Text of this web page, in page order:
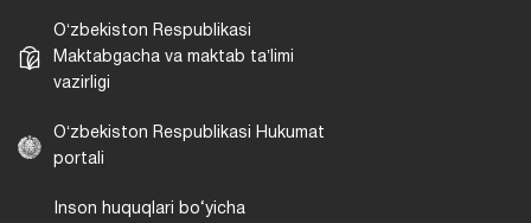
Oʻzbekiston Respublikasi
Maktabgacha va maktab taʼlimi
vazirligi
Oʻzbekiston Respublikasi Hukumat
portali
Inson huquqlari bo‘yicha